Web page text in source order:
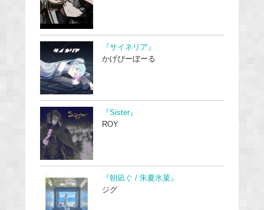
『サイネリア』
かげぴーぼーる
『Sister』
ROY
『朝凪ぐ / 朱夏氷菓』
ジグ